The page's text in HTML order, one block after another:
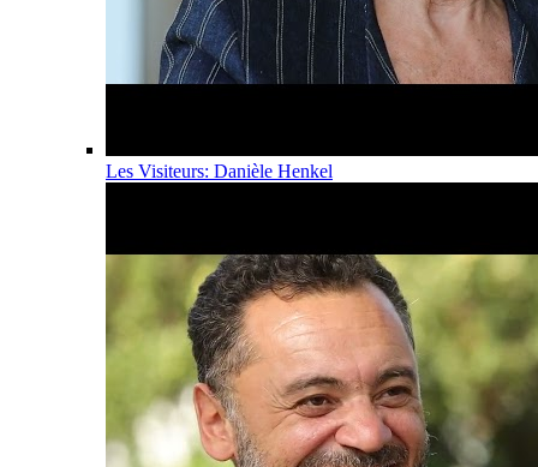
Les Visiteurs: Danièle Henkel